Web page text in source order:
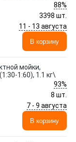
88%
3398 шт.
11 - 13 августа
В корзину
мойки,
1:60), 1.1 кг\
93%
8 шт.
7 - 9 августа
В корзину